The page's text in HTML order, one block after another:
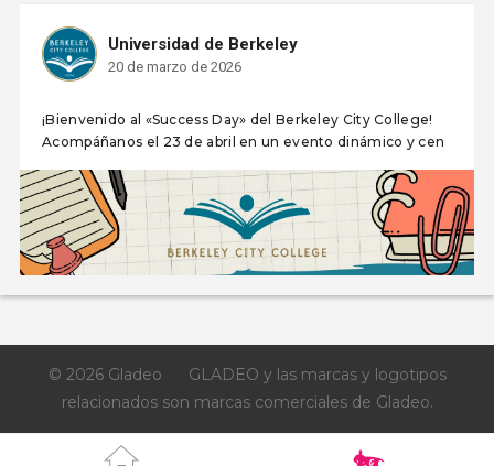
Universidad de Berkeley
20 de marzo de 2026
¡Bienvenido al «Success Day» del Berkeley City College!
Acompáñanos el 23 de abril en un evento dinámico y cen
© 2026 Gladeo
GLADEO y las marcas y logotipos
relacionados son marcas comerciales de Gladeo.